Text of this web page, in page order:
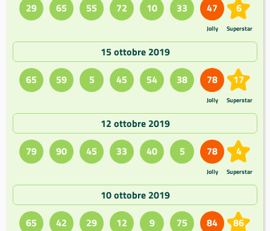
29
65 55 72 10 33 47
Jolly
6
Superstar
15 ottobre 2019
65
59 5 45 54 38 78
Jolly
17
Superstar
12 ottobre 2019
79
90 45 33 40 5 78
Jolly
4
Superstar
10 ottobre 2019
65
42 29 12 9 75 84 86